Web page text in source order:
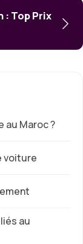
: Top Prix
au Maroc ?
voiture
au